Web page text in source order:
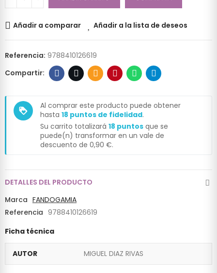
Añadir a comparar Añadir a la lista de deseos
Referencia: 9788410126619
loyalty
Al comprar este producto puede obtener
hasta 18 puntos de fidelidad.
Su carrito totalizará 18 puntos que se
puede(n) transformar en un vale de
descuento de 0,90 €.
DETALLES DEL PRODUCTO
Marca FANDOGAMIA
Referencia 9788410126619
Ficha técnica
AUTOR MIGUEL DIAZ RIVAS